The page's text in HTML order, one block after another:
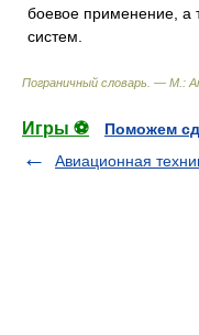
боевое применение, а
систем.
Пограничный словарь. — М.:
Игры ⚽
Поможем
Авиационная